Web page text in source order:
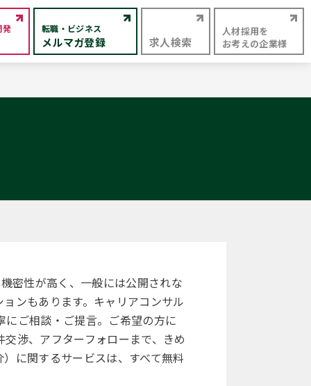
発 転職・ビジネス
メルマガ登録 求人検索
人材採用を
お考えの企業様
密性が高く、一般には公開されな
ンもあります。キャリアコンサル
ご相談・ご提言。ご希望の方に
渉、アフターフォローまで、きめ
に関するサービスは、すべて無料